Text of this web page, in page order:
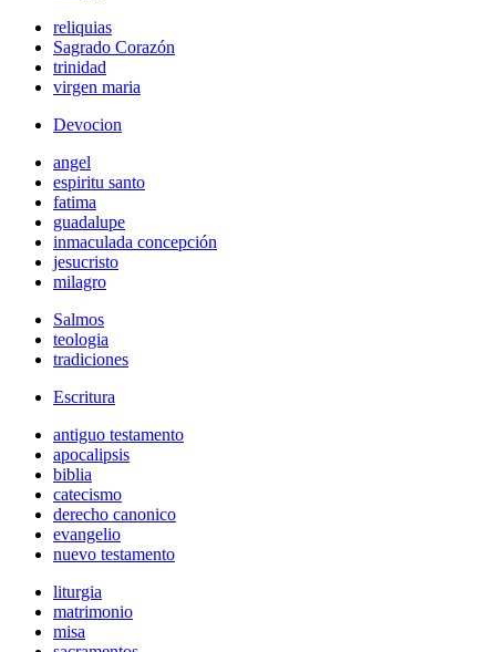
reliquias
Sagrado Corazón
trinidad
virgen maria
Devocion
angel
espiritu santo
fatima
guadalupe
inmaculada concepción
jesucristo
milagro
Salmos
teologia
tradiciones
Escritura
antiguo testamento
apocalipsis
biblia
catecismo
derecho canonico
evangelio
nuevo testamento
liturgia
matrimonio
misa